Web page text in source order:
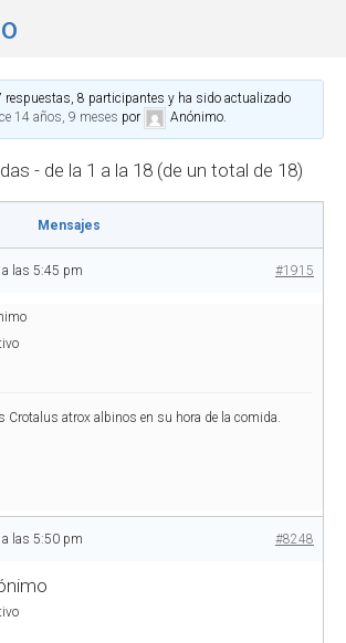
respuestas, 8 participantes y ha sido actualizado
14 años, 9 meses por Anónimo.
- de la 1 a la 18 (de un total de 18)
Mensajes
las 5:45 pm #1915
Crotalus atrox albinos en su hora de la comida.
las 5:50 pm #8248